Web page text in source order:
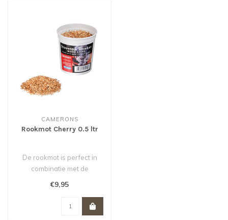
CAMERONS
Rookmot Cherry 0.5 ltr
De rookmot is perfect in
combinatie met de
€9,95